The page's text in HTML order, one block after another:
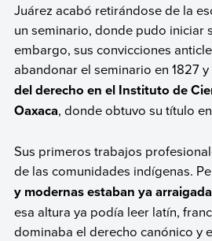
Juárez acabó retirándose de la
un seminario, donde pudo iniciar
embargo, sus convicciones
abandonar el seminario en 1827
del derecho en el Instituto de
Oaxaca, donde obtuvo su título
Sus primeros trabajos
de las comunidades indígenas.
y modernas estaban ya
esa altura ya podía leer latín,
dominaba el derecho canónico y